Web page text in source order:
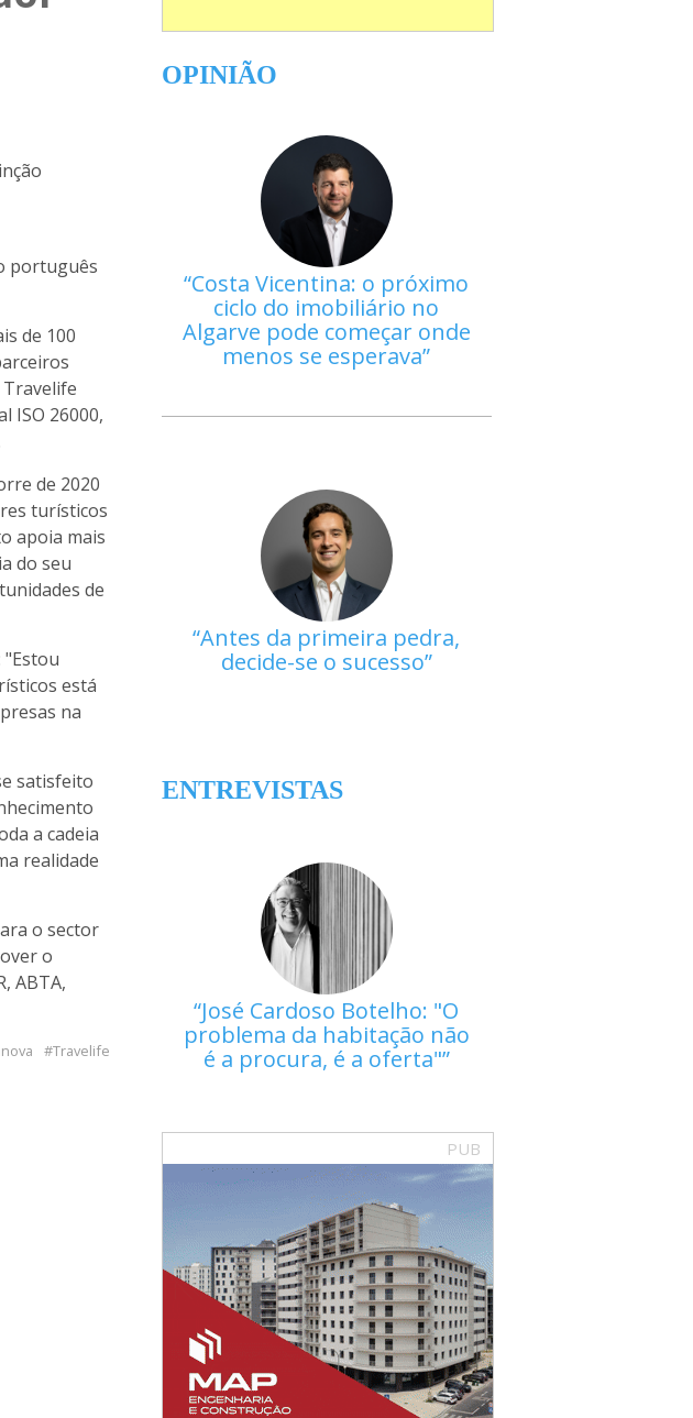
português
de 100
ISO 26000,
de 2020
turísticos
apoia mais
do seu
de
está
na
satisfeito
a cadeia
realidade
o sector
o
ABTA,
Travelife
OPINIÃO
Costa Vicentina: o próximo
ciclo do imobiliário no
Algarve pode começar onde
menos se esperava
Antes da primeira pedra,
decide-se o sucesso
ENTREVISTAS
José Cardoso Botelho: "O
problema da habitação não
é a procura, é a oferta"
PUB